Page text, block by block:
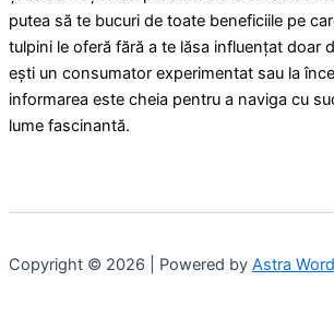
putea să te bucuri de toate beneficiile pe
tulpini le oferă fără a te lăsa influențat doar
ești un consumator experimentat sau la
informarea este cheia pentru a naviga cu
lume fascinantă.
Copyright © 2026 | Powered by Astra